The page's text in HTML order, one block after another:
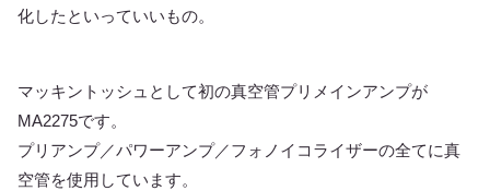
化したといっていいもの。
マッキントッシュとして初の真空管プリメインアンプが
MA2275です。
プリアンプ／パワーアンプ／フォノイコライザーの全てに真
空管を使用しています。